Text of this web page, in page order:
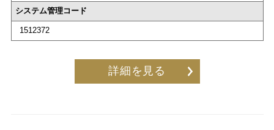
システム管理コード
1512372
詳細を見る